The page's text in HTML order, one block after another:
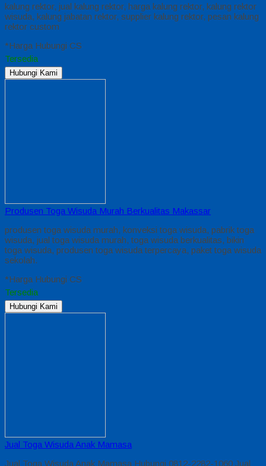
kalung rektor, jual kalung rektor, harga kalung rektor, kalung rektor
wisuda, kalung jabatan rektor, supplier kalung rektor, pesan kalung
rektor custom
*Harga Hubungi CS
Tersedia
Hubungi Kami
Produsen Toga Wisuda Murah Berkualitas Makassar
produsen toga wisuda murah, konveksi toga wisuda, pabrik toga
wisuda, jual toga wisuda murah, toga wisuda berkualitas, bikin
toga wisuda, produsen toga wisuda terpercaya, paket toga wisuda
sekolah.
*Harga Hubungi CS
Tersedia
Hubungi Kami
Jual Toga Wisuda Anak Mamasa
Jual Toga Wisuda Anak Mamasa Hubungi 0812-2282-1060 Jual